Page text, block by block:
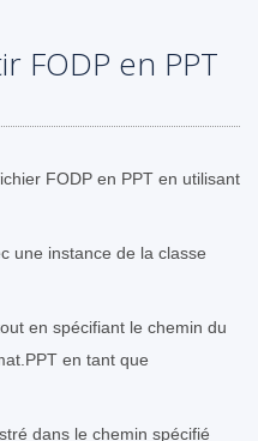
FODP en PPT
FODP en PPT en utilisant
une instance de la classe
en spécifiant le chemin du
en tant que
dans le chemin spécifié